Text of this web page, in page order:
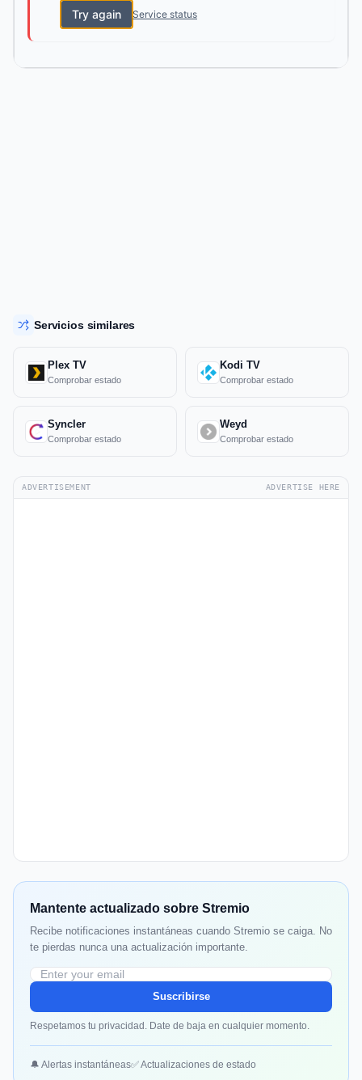
Try again Service status
Servicios similares
Plex TV
Comprobar estado
Kodi TV
Comprobar estado
Syncler
Comprobar estado
Weyd
Comprobar estado
ADVERTISEMENT ADVERTISE HERE
Mantente actualizado sobre Stremio
Recibe notificaciones instantáneas cuando Stremio se caiga. No
te pierdas nunca una actualización importante.
Suscribirse
Respetamos tu privacidad. Date de baja en cualquier momento.
🔔 Alertas instantáneas✅ Actualizaciones de estado